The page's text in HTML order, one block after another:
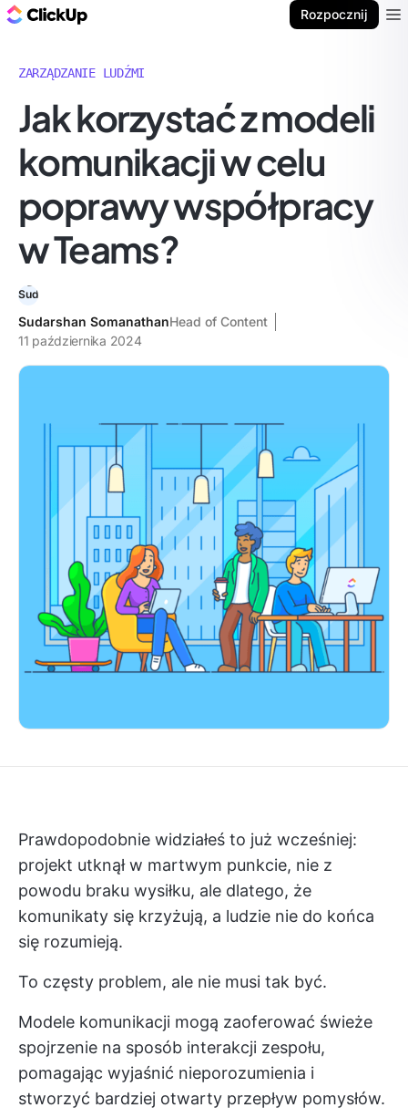
Rozpocznij
ZARZĄDZANIE LUDŹMI
Jak korzystać z modeli
komunikacji w celu
poprawy współpracy
w Teams?
Sudarshan SomanathanHead of Content
11 października 2024
Prawdopodobnie widziałeś to już wcześniej:
projekt utknął w martwym punkcie, nie z
powodu braku wysiłku, ale dlatego, że
komunikaty się krzyżują, a ludzie nie do końca
się rozumieją.
To częsty problem, ale nie musi tak być.
Modele komunikacji mogą zaoferować świeże
spojrzenie na sposób interakcji zespołu,
pomagając wyjaśnić nieporozumienia i
stworzyć bardziej otwarty przepływ pomysłów.